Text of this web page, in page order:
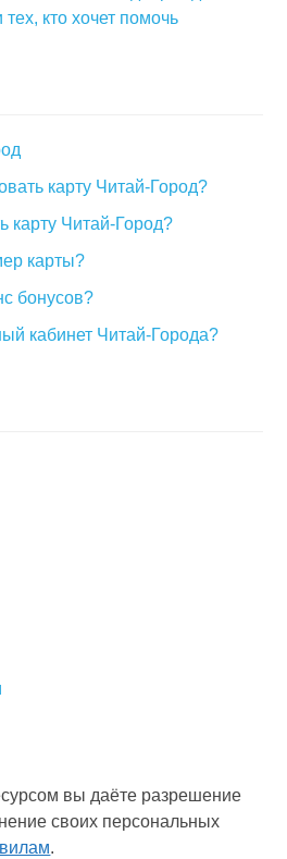
кто хочет помочь
карту Читай-Город?
карту Читай-Город?
карты?
бонусов?
кабинет Читай-Города?
вы даёте разрешение
своих персональных
.